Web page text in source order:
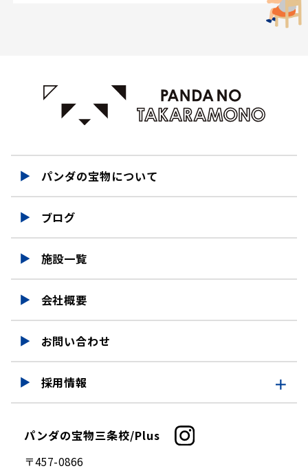
パンダの宝物について
ブログ
施設一覧
会社概要
お問い合わせ
採用情報
採用情報
仕事を知る
募集要項
パンダの宝物三条校/Plus
〒457-0866